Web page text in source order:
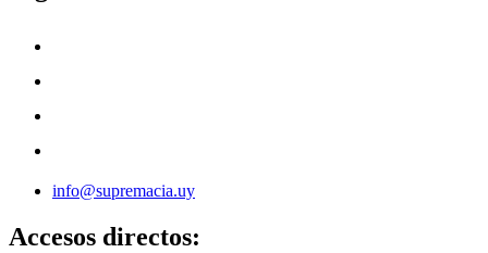
info@supremacia.uy
Accesos directos: